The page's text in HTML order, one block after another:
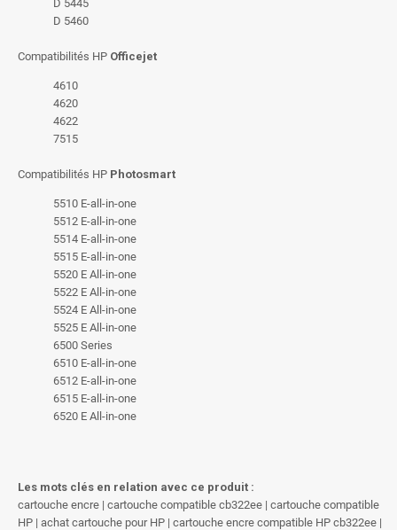
D 5445
D 5460
Compatibilités HP Officejet
4610
4620
4622
7515
Compatibilités HP Photosmart
5510 E-all-in-one
5512 E-all-in-one
5514 E-all-in-one
5515 E-all-in-one
5520 E All-in-one
5522 E All-in-one
5524 E All-in-one
5525 E All-in-one
6500 Series
6510 E-all-in-one
6512 E-all-in-one
6515 E-all-in-one
6520 E All-in-one
Les mots clés en relation avec ce produit :
cartouche encre | cartouche compatible cb322ee | cartouche compatible
HP | achat cartouche pour HP | cartouche encre compatible HP cb322ee |